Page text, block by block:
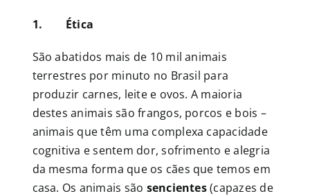
1. Ética
São abatidos mais de 10 mil animais
terrestres por minuto no Brasil para
produzir carnes, leite e ovos. A maioria
destes animais são frangos, porcos e bois –
animais que têm uma complexa capacidade
cognitiva e sentem dor, sofrimento e alegria
da mesma forma que os cães que temos em
casa. Os animais são sencientes(capazes de